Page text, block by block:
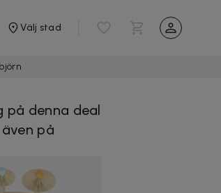
Välj stad
på denna deal
på